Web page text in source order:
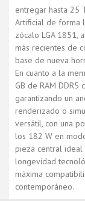
entregar hasta 25
Artificial de forma
zócalo LGA 1851,
más recientes de
base de nueva
En cuanto a la
GB de RAM
garantizando un
renderizado o
versátil, con una
los 182 W en
pieza central ideal
longevidad
máxima
contemporáneo.